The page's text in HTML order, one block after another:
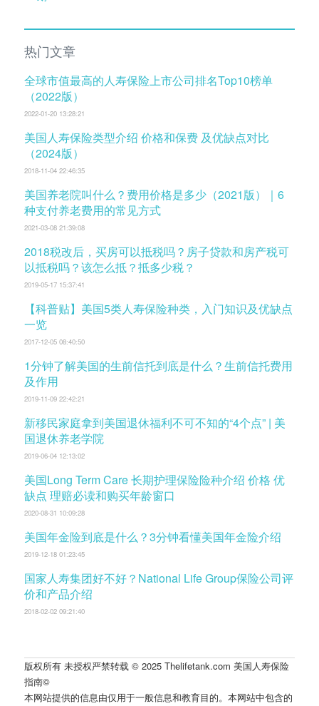
热门文章
全球市值最高的人寿保险上市公司排名Top10榜单
（2022版）
2022-01-20 13:28:21
美国人寿保险类型介绍 价格和保费 及优缺点对比
（2024版）
2018-11-04 22:46:35
美国养老院叫什么？费用价格是多少（2021版）｜6
种支付养老费用的常见方式
2021-03-08 21:39:08
2018税改后，买房可以抵税吗？房子贷款和房产税可
以抵税吗？该怎么抵？抵多少税？
2019-05-17 15:37:41
【科普贴】美国5类人寿保险种类，入门知识及优缺点
一览
2017-12-05 08:40:50
1分钟了解美国的生前信托到底是什么？生前信托费用
及作用
2019-11-09 22:42:21
新移民家庭拿到美国退休福利不可不知的“4个点” | 美
国退休养老学院
2019-06-04 12:13:02
美国Long Term Care 长期护理保险险种介绍 价格 优
缺点 理赔必读和购买年龄窗口
2020-08-31 10:09:28
美国年金险到底是什么？3分钟看懂美国年金险介绍
2019-12-18 01:23:45
国家人寿集团好不好？National Life Group保险公司评
价和产品介绍
2018-02-02 09:21:40
版权所有 未授权严禁转载 © 2025 Thelifetank.com 美国人寿保险
指南©️
本网站提供的信息由仅用于一般信息和教育目的。本网站中包含的